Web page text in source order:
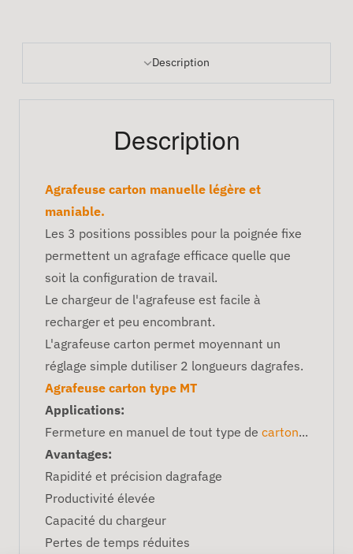
Description
Description
Agrafeuse carton manuelle légère et
maniable.
Les 3 positions possibles pour la poignée fixe
permettent un agrafage efficace quelle que
soit la configuration de travail.
Le chargeur de l'agrafeuse est facile à
recharger et peu encombrant.
L'agrafeuse carton permet moyennant un
réglage simple dutiliser 2 longueurs dagrafes.
Agrafeuse carton type MT
Applications:
Fermeture en manuel de tout type de carton...
Avantages:
Rapidité et précision dagrafage
Productivité élevée
Capacité du chargeur
Pertes de temps réduites